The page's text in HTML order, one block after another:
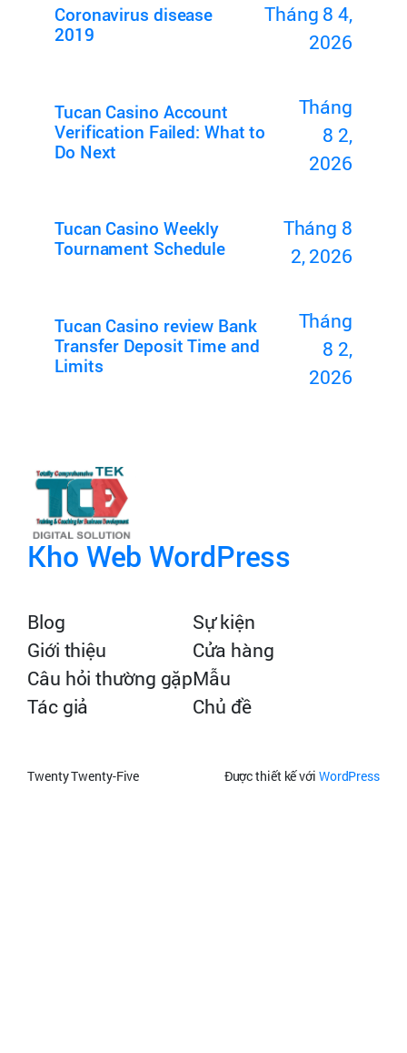
Coronavirus disease
2019
Tháng 8 4,
2026
Tucan Casino Account
Verification Failed: What to
Do Next
Tháng
8 2,
2026
Tucan Casino Weekly
Tournament Schedule
Tháng 8
2, 2026
Tucan Casino review Bank
Transfer Deposit Time and
Limits
Tháng
8 2,
2026
Kho Web WordPress
Blog
Giới thiệu
Câu hỏi thường gặp
Tác giả
Sự kiện
Cửa hàng
Mẫu
Chủ đề
Twenty Twenty-Five Được thiết kế với WordPress